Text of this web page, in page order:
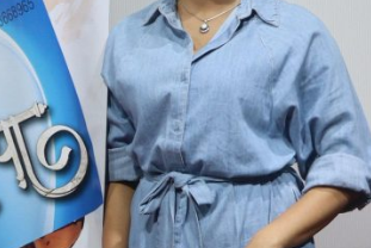
अब ‘ओम गोल्डन फ्यूचर मूवीज़’ के साथ नई पारी शुरू करेंगे प्रेमचंद्र झा